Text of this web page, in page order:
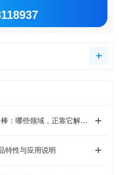
超近距离专用脉冲交流离子棒：哪些领域，正靠它解决“近距难题”？
特性与应用说明